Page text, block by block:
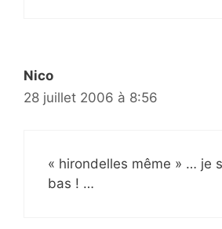
Nico
28 juillet 2006 à 8:56
« hirondelles même » … je
bas ! …